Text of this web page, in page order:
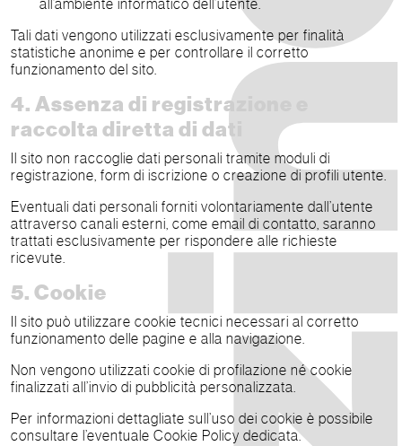
all’ambiente informatico dell’utente.
Tali dati vengono utilizzati esclusivamente per finalità
statistiche anonime e per controllare il corretto
funzionamento del sito.
4. Assenza di registrazione e
raccolta diretta di dati
Il sito non raccoglie dati personali tramite moduli di
registrazione, form di iscrizione o creazione di profili utente.
Eventuali dati personali forniti volontariamente dall’utente
attraverso canali esterni, come email di contatto, saranno
trattati esclusivamente per rispondere alle richieste
ricevute.
5. Cookie
Il sito può utilizzare cookie tecnici necessari al corretto
funzionamento delle pagine e alla navigazione.
Non vengono utilizzati cookie di profilazione né cookie
finalizzati all’invio di pubblicità personalizzata.
Per informazioni dettagliate sull’uso dei cookie è possibile
consultare l’eventuale Cookie Policy dedicata.